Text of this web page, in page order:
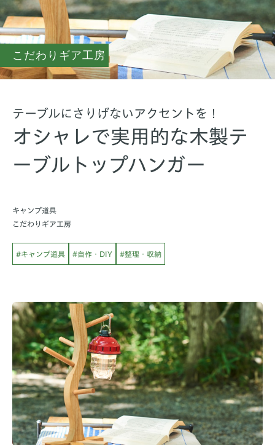
こだわりギア工房
テーブルにさりげないアクセントを！
オシャレで実用的な木製テ
ーブルトップハンガー
キャンプ道具
こだわりギア工房
#キャンプ道具 #自作・DIY #整理・収納